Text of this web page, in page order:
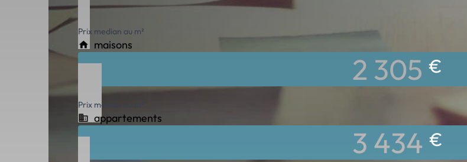
Prix median au m²
maisons
2 305 €
Prix median au m²
appartements
3 434 €